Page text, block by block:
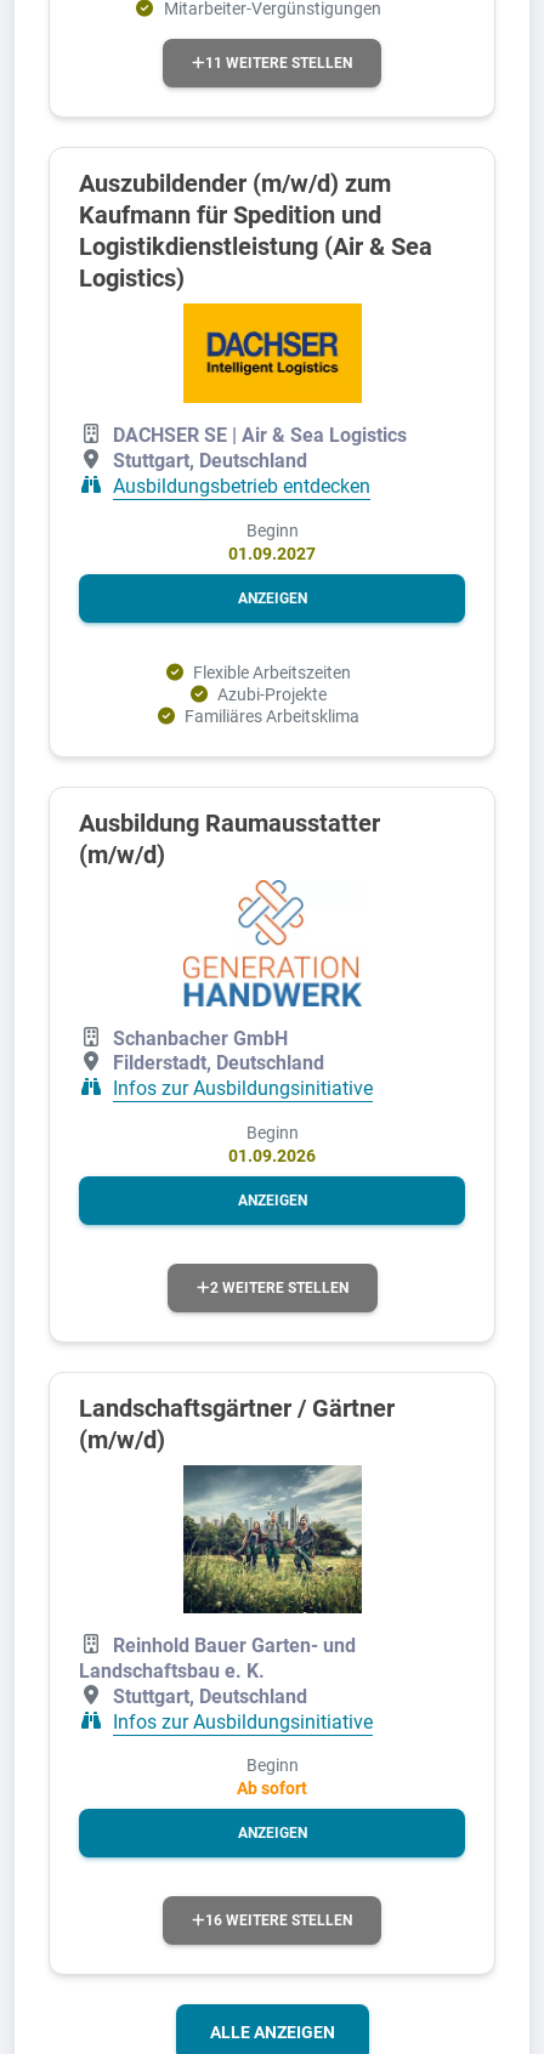
Mitarbeiter-Vergünstigungen
11 WEITERE STELLEN
Auszubildender (m/w/d) zum
Kaufmann für Spedition und
Logistikdienstleistung (Air & Sea
Logistics)
DACHSER SE | Air & Sea Logistics
Stuttgart, Deutschland
Ausbildungsbetrieb entdecken
Beginn
01.09.2027
ANZEIGEN
Flexible Arbeitszeiten
Azubi-Projekte
Familiäres Arbeitsklima
Ausbildung Raumausstatter
(m/w/d)
Schanbacher GmbH
Filderstadt, Deutschland
Infos zur Ausbildungsinitiative
Beginn
01.09.2026
ANZEIGEN
2 WEITERE STELLEN
Landschaftsgärtner / Gärtner
(m/w/d)
Reinhold Bauer Garten- und
Landschaftsbau e. K.
Stuttgart, Deutschland
Infos zur Ausbildungsinitiative
Beginn
Ab sofort
ANZEIGEN
16 WEITERE STELLEN
ALLE ANZEIGEN